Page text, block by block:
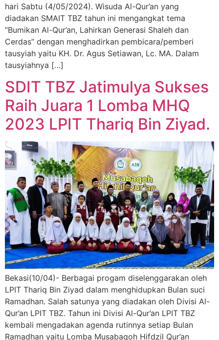
hari Sabtu (4/05/2024). Wisuda Al-Qur’an yang
diadakan SMAIT TBZ tahun ini mengangkat tema
“Bumikan Al-Qur’an, Lahirkan Generasi Shaleh dan
Cerdas” dengan menghadirkan pembicara/pemberi
tausyiah yaitu KH. Dr. Agus Setiawan, Lc. MA. Dalam
tausyiahnya […]
SDIT TBZ Jatimulya Sukses
Raih Juara 1 Lomba MHQ
2023 LPIT Thariq Bin Ziyad.
Bekasi(10/04)- Berbagai progam diselenggarakan oleh
LPIT Thariq Bin Ziyad dalam menghidupkan Bulan suci
Ramadhan. Salah satunya yang diadakan oleh Divisi Al-
Qur’an LPIT TBZ. Tahun ini Divisi Al-Qur’an LPIT TBZ
kembali mengadakan agenda rutinnya setiap Bulan
Ramadhan yaitu Lomba Musabaqoh Hifdzil Qur’an